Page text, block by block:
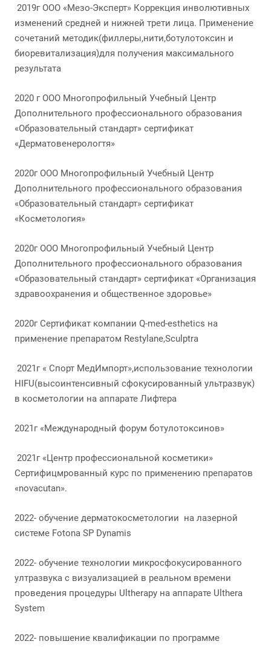
2019г OOO «Мезо-Эксперт» Коррекция инволютивных
изменений средней и нижней трети лица. Применение
сочетаний методик(филлеры,нити,ботулотоксин и
биоревитализация)для получения максимального
результата
2020 г OOO Многопрофильный Учебный Центр
Дополнительного профессионального образования
«Образовательный стандарт» сертификат
«Дерматовенерологтя»
2020г ООО Многопрофильный Учебный Центр
Дополнительного профессионального образования
«Образовательный стандарт» сертификат
«Косметология»
2020г ООО Многопрофильный Учебный Центр
Дополнительного профессионального образования
«Образовательный стандарт» сертификат «Организация
здравоохранения и общественное здоровье»
2020г Сертификат компании Q-med-esthetics на
применение препаратом Restylane,Sculptra
2021г « Спорт МедИмпорт»,использование технологии
HIFU(высоинтенсивный сфокусированный ультразвук)
в косметологии на аппарате Лифтера
2021г «Международный форум ботулотоксинов»
2021г «Центр профессиональной косметики»
Сертифицмрованный курс по применению препаратов
«novacutan».
2022- обучение дерматокосметологии на лазерной
системе Fotona SP Dynamis
2022- обучение технологии микросфокусированного
ултразвука с визуализацией в реальном времени
проведения процедуры Ultherapy на аппарате Ulthera
System
2022- повышение квалификации по программе